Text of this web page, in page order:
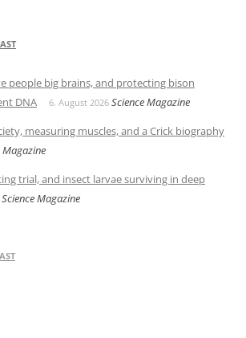
people big brains, and protecting bison
DNA
6. August 2026 Science Magazine
measuring muscles, and a Crick biography
Magazine
trial, and insect larvae surviving in deep
Science Magazine